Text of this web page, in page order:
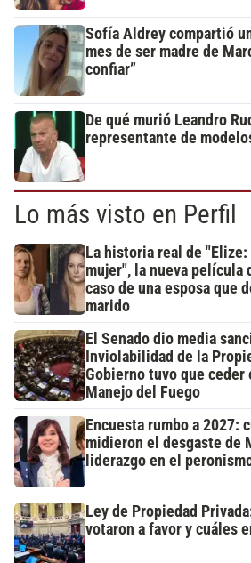
Sofía Aldrey compartió
mes de ser madre de
confiar”
De qué murió Leandro
representante de
Lo más visto en Perfil
La historia real de "Elize:
mujer", la nueva película
caso de una esposa que
marido
El Senado dio media
Inviolabilidad de la
Gobierno tuvo que ceder
Manejo del Fuego
Encuesta rumbo a 2027:
midieron el desgaste de
liderazgo en el
Ley de Propiedad
votaron a favor y cuáles